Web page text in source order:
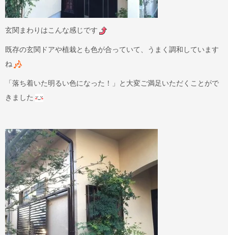
玄関まわりはこんな感じです
既存の玄関ドアや植栽とも色が合っていて、うまく調和しています
ね
「落ち着いた明るい色になった！」と大変ご満足いただくことがで
きました